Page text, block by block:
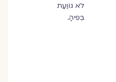
לֹא גּוֹוַעַת
בְּפִיהָ.